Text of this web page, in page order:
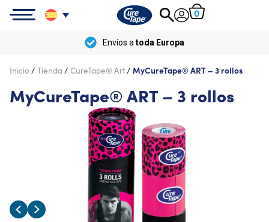
0
Envíogratisa partir de
Inicio / Tienda / CureTape® Art/ MyCureTape® ART – 3 rollos
MyCureTape® ART – 3 rollos